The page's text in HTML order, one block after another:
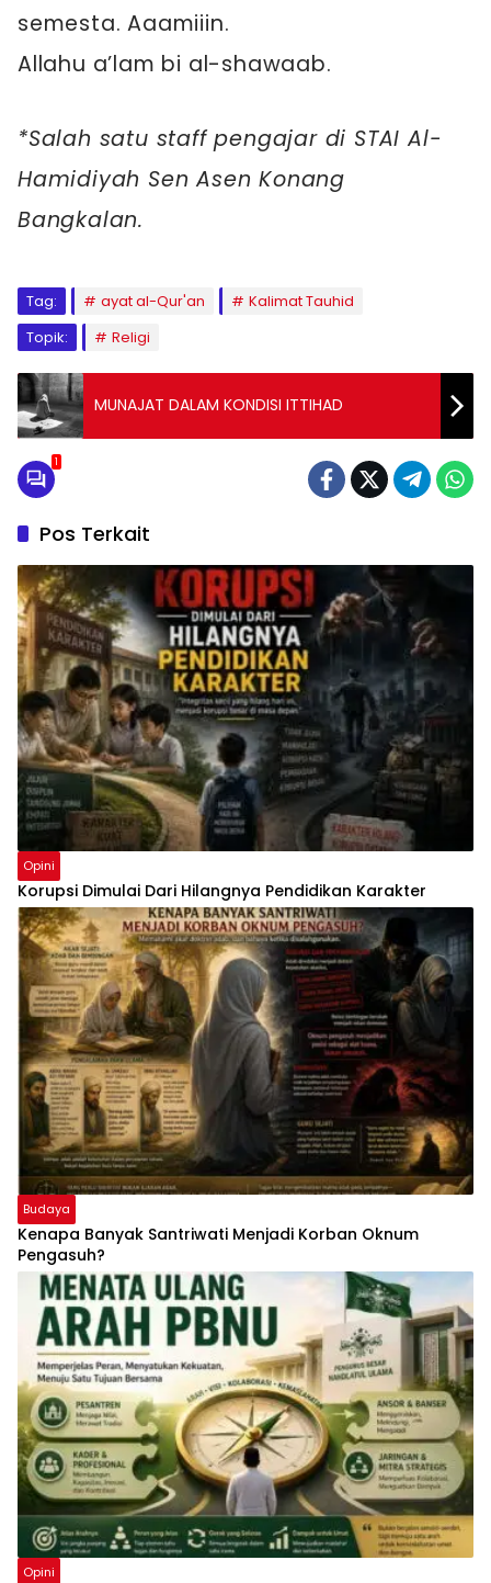
semesta. Aaamiiin.
Allahu a’lam bi al-shawaab.
*Salah satu staff pengajar di STAI Al-
Hamidiyah Sen Asen Konang
Bangkalan.
Tag: ayat al-Qur'an
Kalimat Tauhid
Topik:
Religi
MUNAJAT DALAM KONDISI ITTIHAD
1
Pos Terkait
Opini
Korupsi Dimulai Dari Hilangnya Pendidikan Karakter
Budaya
Kenapa Banyak Santriwati Menjadi Korban Oknum
Pengasuh?
Opini